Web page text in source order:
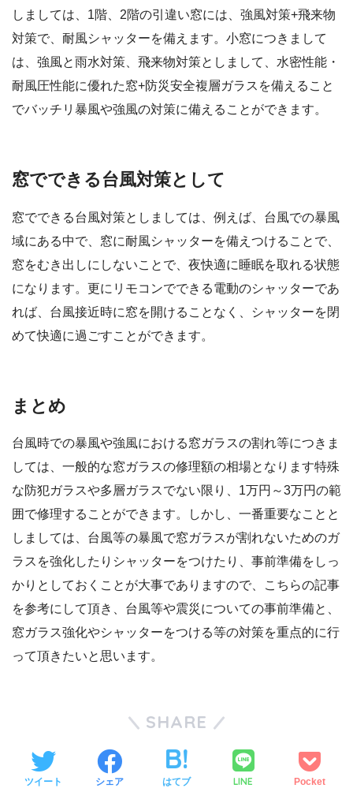
しましては、1階、2階の引違い窓には、強風対策+飛来物
対策で、耐風シャッターを備えます。小窓につきまして
は、強風と雨水対策、飛来物対策としまして、水密性能・
耐風圧性能に優れた窓+防災安全複層ガラスを備えること
でバッチリ暴風や強風の対策に備えることができます。
窓でできる台風対策として
窓でできる台風対策としましては、例えば、台風での暴風
域にある中で、窓に耐風シャッターを備えつけることで、
窓をむき出しにしないことで、夜快適に睡眠を取れる状態
になります。更にリモコンでできる電動のシャッターであ
れば、台風接近時に窓を開けることなく、シャッターを閉
めて快適に過ごすことができます。
まとめ
台風時での暴風や強風における窓ガラスの割れ等につきま
しては、一般的な窓ガラスの修理額の相場となります特殊
な防犯ガラスや多層ガラスでない限り、1万円～3万円の範
囲で修理することができます。しかし、一番重要なことと
しましては、台風等の暴風で窓ガラスが割れないためのガ
ラスを強化したりシャッターをつけたり、事前準備をしっ
かりとしておくことが大事でありますので、こちらの記事
を参考にして頂き、台風等や震災についての事前準備と、
窓ガラス強化やシャッターをつける等の対策を重点的に行
って頂きたいと思います。
SHARE
ツイート シェア はてブ LINE Pocket